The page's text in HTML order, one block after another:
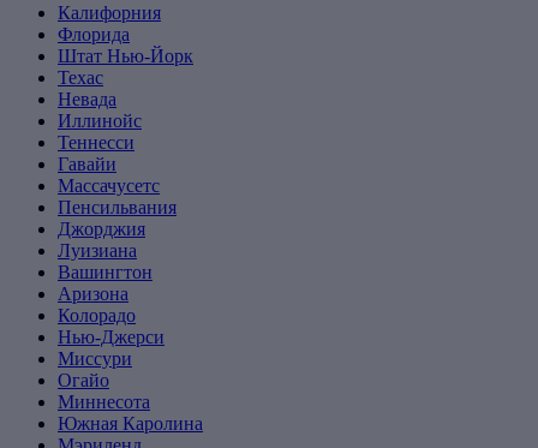
Калифорния
Флорида
Штат Нью-Йорк
Техас
Невада
Иллинойс
Теннесси
Гавайи
Массачусетс
Пенсильвания
Джорджия
Луизиана
Вашингтон
Аризона
Колорадо
Нью-Джерси
Миссури
Огайо
Миннесота
Южная Каролина